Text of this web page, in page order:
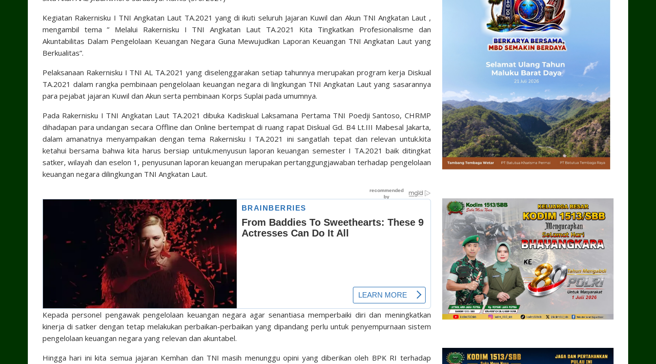
Kegiatan Rakernisku I TNI Angkatan Laut TA.2021 yang di ikuti seluruh Jajaran Kuwil dan Akun TNI Angkatan Laut ,
mengambil tema ” Melalui Rakernisku I TNI Angkatan Laut TA.2021 Kita Tingkatkan Profesionalisme dan
Akuntabilitas Dalam Pengelolaan Keuangan Negara Guna Mewujudkan Laporan Keuangan TNI Angkatan Laut yang
Berkualitas”.
Pelaksanaan Rakernisku I TNI AL TA.2021 yang diselenggarakan setiap tahunnya merupakan program kerja Diskual
TA.2021 dalam rangka pembinaan pengelolaan keuangan negara di lingkungan TNI Angkatan Laut yang sasarannya
para pejabat jajaran Kuwil dan Akun serta pembinaan Korps Suplai pada umumnya.
Pada Rakernisku I TNI Angkatan Laut TA.2021 dibuka Kadiskual Laksamana Pertama TNI Poedji Santoso, CHRMP
dihadapan para undangan secara Offline dan Online bertempat di ruang rapat Diskual Gd. B4 Lt.III Mabesal Jakarta,
dalam amanatnya menyampaikan dengan tema Rakernisku I TA.2021 ini sangatlah tepat dan relevan untuk.kita
ketahui bersama bahwa kita harus bersiap untuk.menyusun laporan keuangan semester I TA.2021 baik ditingkat
satker, wilayah dan eselon 1, penyusunan laporan keuangan merupakan pertanggungjawaban terhadap pengelolaan
keuangan negara dilingkungan TNI Angkatan Laut.
Kepada personel pengawak pengelolaan keuangan negara agar senantiasa memperbaiki diri dan meningkatkan
kinerja di satker dengan tetap melakukan perbaikan-perbaikan yang dipandang perlu untuk penyempurnaan sistem
pengelolaan keuangan negara yang relevan dan akuntabel.
Hingga hari ini kita semua jajaran Kemhan dan TNI masih menunggu opini yang diberikan oleh BPK RI terhadap